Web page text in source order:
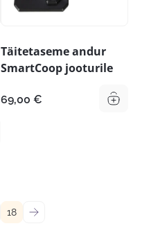
Täitetaseme andur
SmartCoop jooturile
69,00 €
18 →